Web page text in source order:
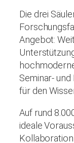
Die drei
Angebot:
Seminar-
für den
Auf rund
ideale